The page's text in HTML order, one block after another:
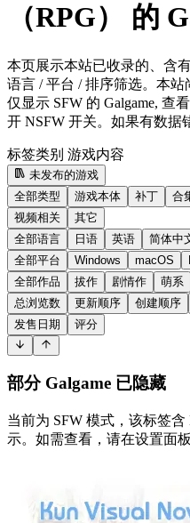
（RPG） 的
本页展示本站已收录的、含
语言 / 平台 / 排序筛选。本
仅显示 SFW 的 Galgame, 查
开 NSFW 开关。如果有数据
标签类别 游戏内容
未发布的游戏
全部类型
游戏本体 补丁 合
视频相关
其它
全部语言
日语 英语 简体中
全部平台
Windows macOS
全部作品
拔作 剧情作 萌系
总浏览数
更新顺序 创建顺序
发售日期
评分
部分 Galgame 已隐藏
当前为 SFW 模式，该标签含
示。如需查看，请在设置面